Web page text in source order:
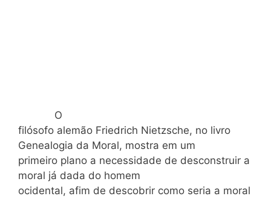
O
filósofo alemão Friedrich Nietzsche, no livro
Genealogia da Moral, mostra em um
primeiro plano a necessidade de desconstruir a
moral já dada do homem
ocidental, afim de descobrir como seria a moral